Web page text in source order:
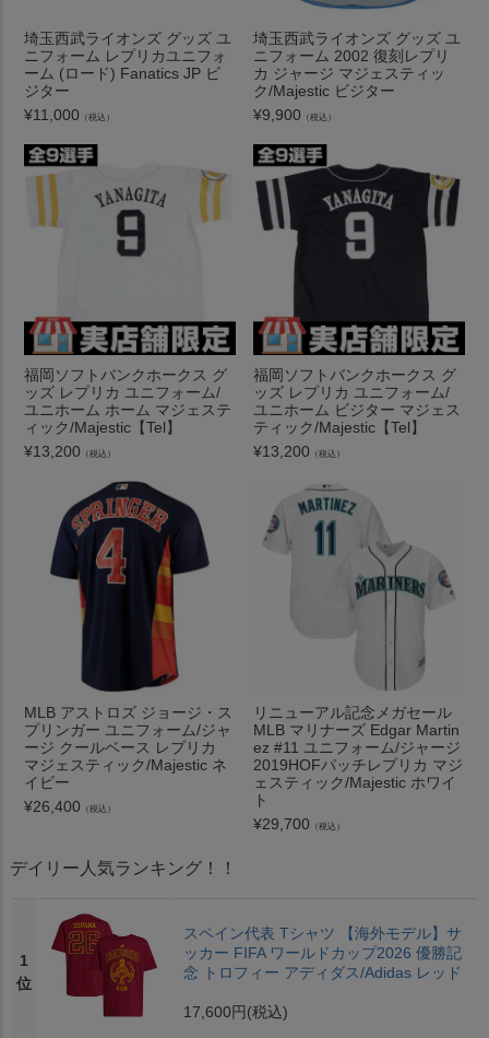
埼玉西武ライオンズ グッズ ユ
ニフォーム レプリカユニフォ
ーム (ロード) Fanatics JP ビ
ジター
¥11,000 （税込）
埼玉西武ライオンズ グッズ ユ
ニフォーム 2002 復刻レプリ
カ ジャージ マジェスティッ
ク/Majestic ビジター
¥9,900 （税込）
福岡ソフトバンクホークス グ
ッズ レプリカ ユニフォーム/
ユニホーム ホーム マジェステ
ィック/Majestic【Tel】
¥13,200 （税込）
福岡ソフトバンクホークス グ
ッズ レプリカ ユニフォーム/
ユニホーム ビジター マジェス
ティック/Majestic【Tel】
¥13,200 （税込）
MLB アストロズ ジョージ・ス
プリンガー ユニフォーム/ジャ
ージ クールベース レプリカ
マジェスティック/Majestic ネ
イビー
¥26,400 （税込）
リニューアル記念メガセール
MLB マリナーズ Edgar Martin
ez #11 ユニフォーム/ジャージ
2019HOFパッチレプリカ マジ
ェスティック/Majestic ホワイ
ト
¥29,700 （税込）
デイリー人気ランキング！！
1
位
スペイン代表 Tシャツ 【海外モデル】サ
ッカー FIFA ワールドカップ2026 優勝記
念 トロフィー アディダス/Adidas レッド
17,600円 (税込)